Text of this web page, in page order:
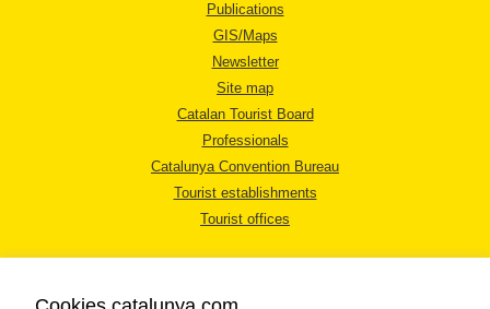
Publications
GIS/Maps
Newsletter
Site map
Catalan Tourist Board
Professionals
Catalunya Convention Bureau
Tourist establishments
Tourist offices